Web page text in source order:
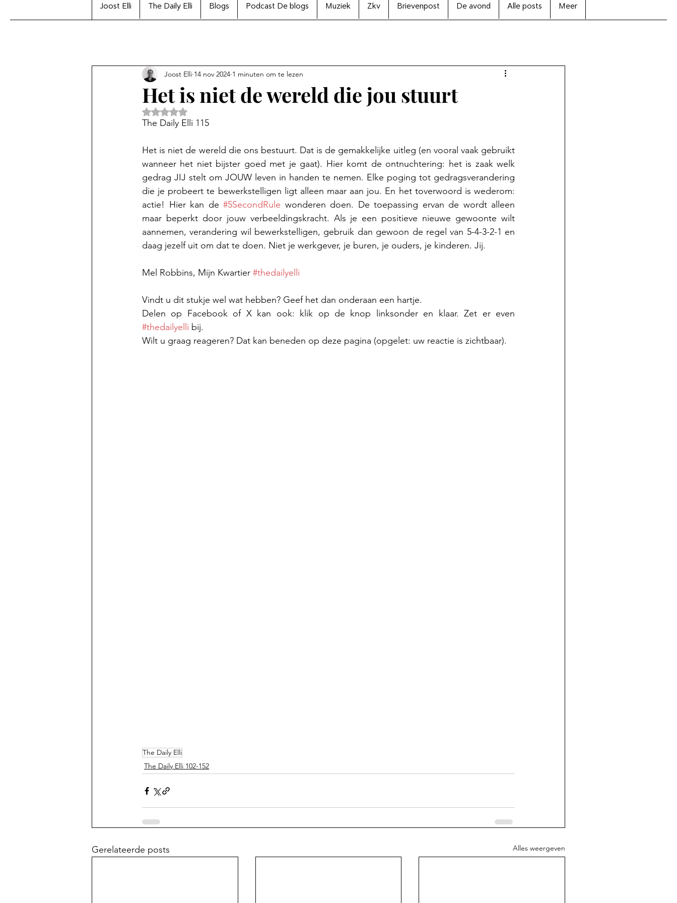
Joost Elli The Daily Elli Blogs Podcast De blogs Muziek Zkv Brievenpost De avond Alle posts Meer
Het is niet de wereld die jou stuurt
Joost Elli 14 nov 2024 1 minuten om te lezen
Beoordeeld met NaN uit 5 sterren.
The Daily Elli 115
Het is niet de wereld die ons bestuurt. Dat is de gemakkelijke uitleg (en vooral vaak gebruikt
wanneer het niet bijster goed met je gaat). Hier komt de ontnuchtering: het is zaak welk
gedrag JIJ stelt om JOUW leven in handen te nemen. Elke poging tot gedragsverandering
die je probeert te bewerkstelligen ligt alleen maar aan jou. En het toverwoord is wederom:
actie! Hier kan de #5SecondRule wonderen doen. De toepassing ervan de wordt alleen
maar beperkt door jouw verbeeldingskracht. Als je een positieve nieuwe gewoonte wilt
aannemen, verandering wil bewerkstelligen, gebruik dan gewoon de regel van 5-4-3-2-1 en
daag jezelf uit om dat te doen. Niet je werkgever, je buren, je ouders, je kinderen. Jij.
Mel Robbins, Mijn Kwartier #thedailyelli
Vindt u dit stukje wel wat hebben? Geef het dan onderaan een hartje.
#thedailyelli bij.
Wilt u graag reageren? Dat kan beneden op deze pagina (opgelet: uw reactie is zichtbaar).
The Daily Elli
The Daily Elli 102-152
Gerelateerde posts Alles weergeven